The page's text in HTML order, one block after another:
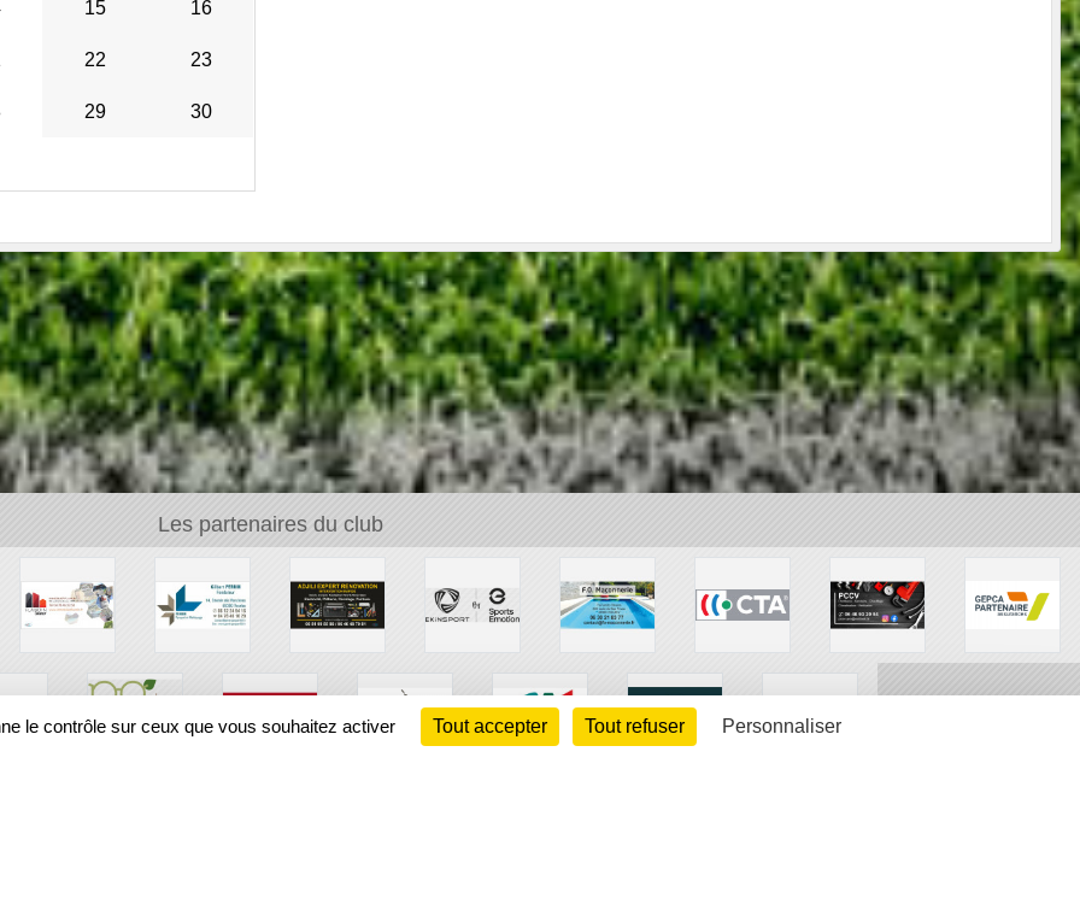
15 16
22 23
29 30
Les partenaires du club
le contrôle sur ceux que vous souhaitez activer Tout accepter Tout refuser Personnaliser